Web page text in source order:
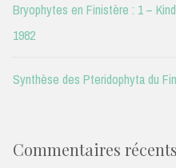
Bryophytes en Finistère : 1 –
1982
Synthèse des Pteridophyta du
Commentaires récents